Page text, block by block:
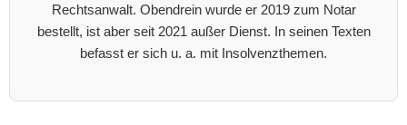
Rechtsanwalt. Obendrein wurde er 2019 zum Notar
bestellt, ist aber seit 2021 außer Dienst. In seinen Texten
befasst er sich u. a. mit Insolvenzthemen.